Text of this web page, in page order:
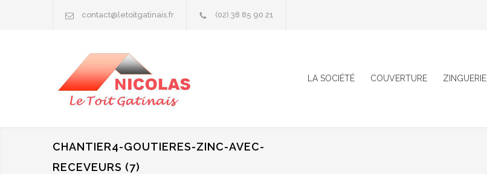
contact@letoitgatinais.fr (02) 38 85 90 21
LA SOCIÉTÉ COUVERTURE ZINGUERIE
CHANTIER4-GOUTIERES-ZINC-AVEC-
RECEVEURS (7)